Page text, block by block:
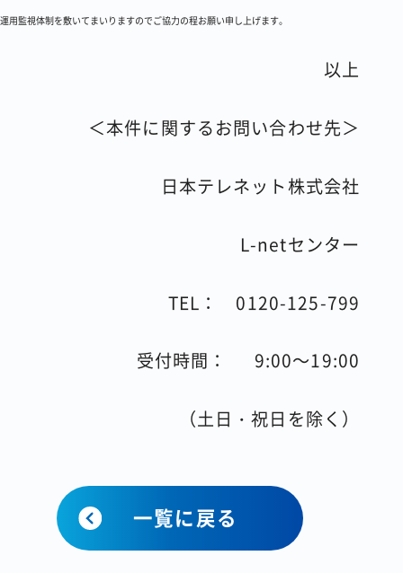
運用監視体制を敷いてまいりますのでご協力の程お願い申し上げます。
以上
＜本件に関するお問い合わせ先＞
日本テレネット株式会社
L-netセンター
TEL： 0120-125-799
受付時間： 9:00～19:00
（土日・祝日を除く）
一覧に戻る